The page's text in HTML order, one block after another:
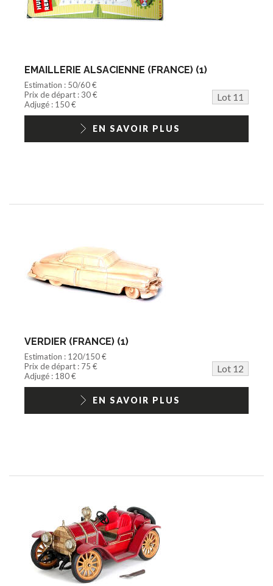
EMAILLERIE ALSACIENNE (FRANCE) (1)
Estimation : 50/60 €
Prix de départ : 30 €
Lot 11
Adjugé : 150 €
EN SAVOIR PLUS
VERDIER (FRANCE) (1)
Estimation : 120/150 €
Prix de départ : 75 €
Lot 12
Adjugé : 180 €
EN SAVOIR PLUS